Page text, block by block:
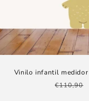
Vinilo infantil
Precio
€110,90